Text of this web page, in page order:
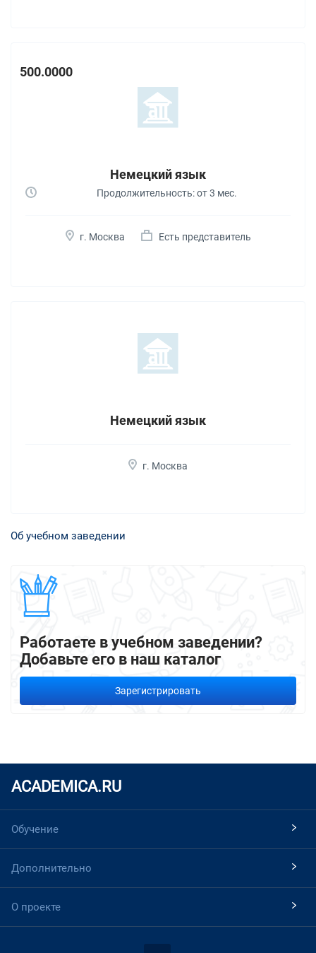
500.0000
Немецкий язык
Продолжительность: от 3 мес.
г. Москва Есть представитель
Немецкий язык
г. Москва
Об учебном заведении
Работаете в учебном заведении?
Добавьте его в наш каталог
Зарегистрировать
ACADEMICA.RU
Обучение
Дополнительно
О проекте